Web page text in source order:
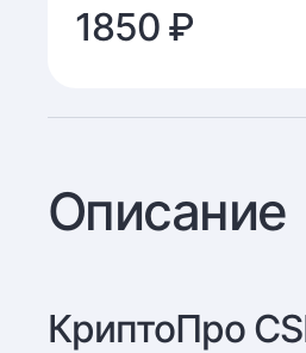
1850 ₽
Описание
КриптоПро